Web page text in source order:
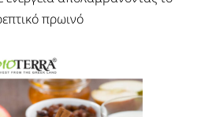
πρωινό